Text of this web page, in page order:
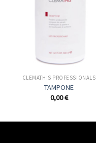
CLEMATHIS PROFESSIONALS
TAMPONE
0,00€